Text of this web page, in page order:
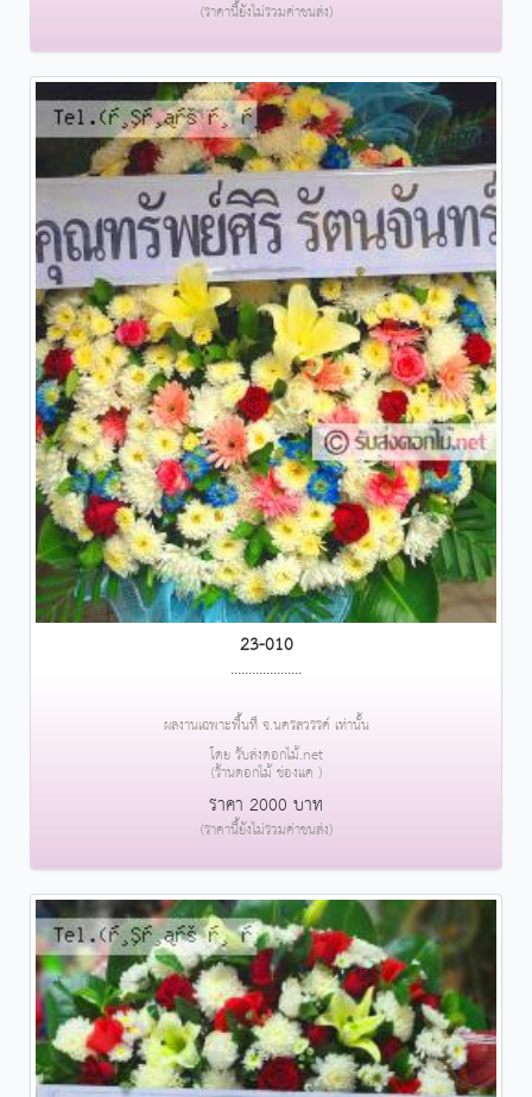
(ราคานี้ยังไม่รวมค่าขนส่ง)
23-010
....................
ผลงานเฉพาะพื้นที่ จ.นครสวรรค์ เท่านั้น
โดย รับส่งดอกไม้.net
(ร้านดอกไม้ ช่องแค )
ราคา 2000 บาท
(ราคานี้ยังไม่รวมค่าขนส่ง)